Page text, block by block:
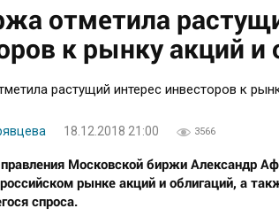
отметила
к рынку акций и
18.12.2018 21:00 3566
Московской биржи Александр
рынке акций и облигаций, а
спроса.